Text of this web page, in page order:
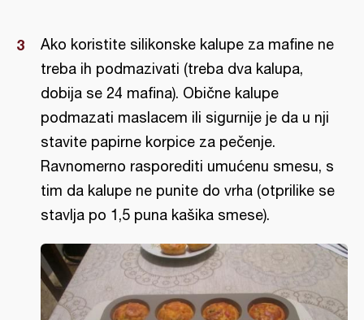
Ako koristite silikonske kalupe za mafine ne
treba ih podmazivati (treba dva kalupa,
dobija se 24 mafina). Obične kalupe
podmazati maslacem ili sigurnije je da u nji
stavite papirne korpice za pečenje.
Ravnomerno rasporediti umućenu smesu, s
tim da kalupe ne punite do vrha (otprilike se
stavlja po 1,5 puna kašika smese).